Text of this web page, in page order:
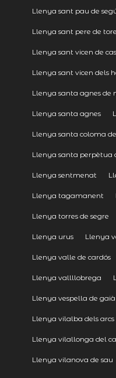
Llenya sant pau de
Llenya sant pere de
Llenya sant vicen de
Llenya sant vicen dels
Llenya santa agnes de
Llenya santa agnes
Llenya santa coloma
Llenya santa perpètua
Llenya sentmenat
Llenya tagamanent
Llenya torres de segre
Llenya urus Llenya
Llenya valle de cardós
Llenya vallllobrega
Llenya vespella de gaià
Llenya vilalba dels arcs
Llenya vilallonga del
Llenya vilanova de sau